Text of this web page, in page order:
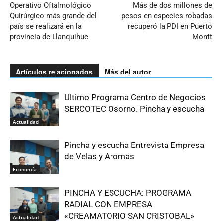
Operativo Oftalmológico
Quirúrgico más grande del
país se realizará en la
provincia de Llanquihue
Más de dos millones de
pesos en especies robadas
recuperó la PDI en Puerto
Montt
Artículos relacionados Más del autor
Actualidad
Ultimo Programa Centro de Negocios
SERCOTEC Osorno. Pincha y escucha
Economía
Pincha y escucha Entrevista Empresa
de Velas y Aromas
Actualidad
PINCHA Y ESCUCHA: PROGRAMA
RADIAL CON EMPRESA
«CREAMATORIO SAN CRISTOBAL»